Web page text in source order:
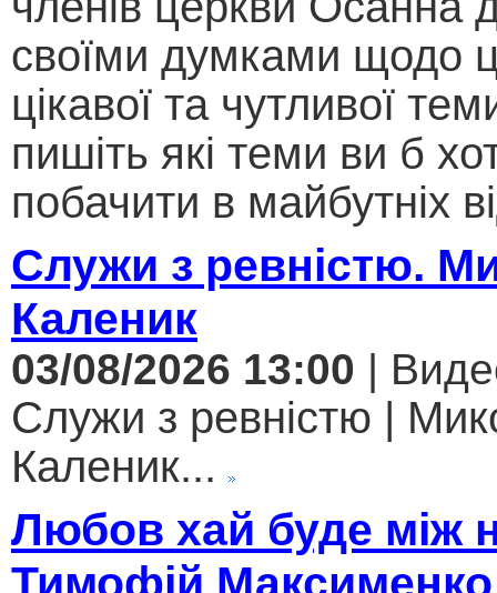
своїми думками щодо
цікавої та чутливої
пишіть які теми ви б
побачити в майбутніх
Служи з ревністю.
Каленик
03/08/2026 13:00 |
Служи з ревністю |
Каленик...
Любов хай буде між